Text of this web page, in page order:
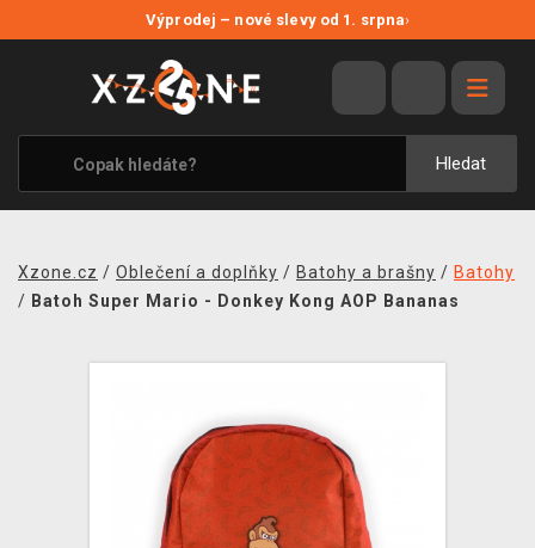
Výprodej – nové slevy od 1. srpna›
Hledat
VÝPRODEJ
VIDEOHRY
XZONE ORIGINALS
TÉMATIKY
MERCHANDISE
Xzone.cz / Oblečení a doplňky / Batohy a brašny / Batohy
/ Batoh Super Mario - Donkey Kong AOP Bananas